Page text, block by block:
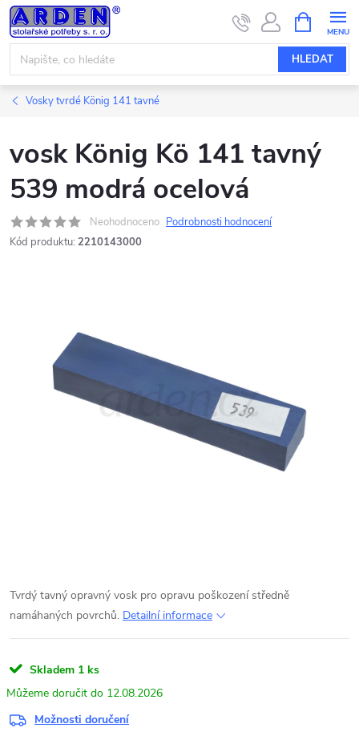
Přejít
na
obsah
HLEDAT
NÁKUPNÍ
KOŠÍK
Vosky tvrdé König 141 tavné
vosk König Kö 141 tavný
539 modrá ocelová
Neohodnoceno Podrobnosti hodnocení
Kód produktu: 2210143000
Tvrdý tavný opravný vosk pro opravu poškození středně
namáhaných povrchů. Detailní informace
Skladem 1 ks
12.08.2026
Možnosti doručení